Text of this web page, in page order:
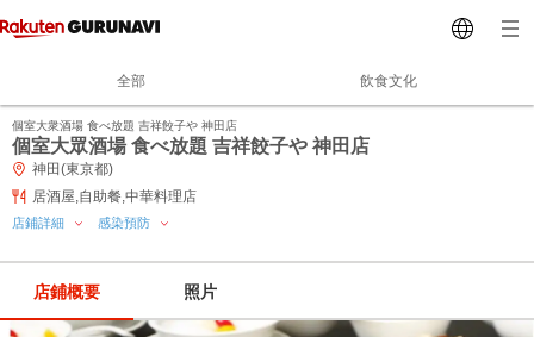
全部 飲食文化
個室大衆酒場 食べ放題 吉祥餃子や 神田店
個室大眾酒場 食べ放題 吉祥餃子や 神田店
神田(東京都)
居酒屋,自助餐,中華料理店
店鋪詳細 感染預防
店鋪概要 照片